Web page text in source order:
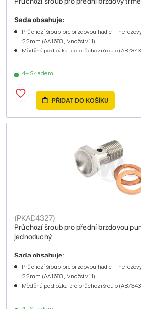
4+ Skladem
Sada obsahuje:
Průchozí šroub pro brzdovou hadici -
22mm (AA1683 , Množství 1)
Měděná podložka pro průchozí šroub
PŘIDAT DO KOŠÍKU
Průchozí šroub pro přední brzdovou
jednoduchý
(PKAD4327)
Sada obsahuje:
Průchozí šroub pro brzdovou hadici -
22mm (AA1683 , Množství 1)
Měděná podložka pro průchozí šroub